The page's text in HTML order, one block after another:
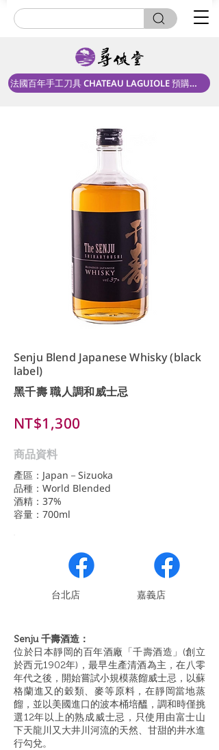
法國百年手工刀具 CHATEAU LAGUIOLE 預購中！
Senju Blend Japanese Whisky (black
label)
黑千壽 職人調和威士忌
NT$1,300
商品資料
產區：Japan－Sizuoka
品種：World Blended
酒精：37%
容量：700ml
​台北店 嘉義店
Senju 千壽酒造：
位於日本靜岡的百年酒廠「千壽酒造」(創立
於西元1902年)，最早生產清酒為主，在八零
年代之後，開始嘗試小規模蒸餾威士忌，以蘇
格蘭進又的穀類、麥等原料，在靜岡當地蒸
餾，並以美國進口的波本桶培醞，調和時僅挑
選12年以上的熟成威士忌，只使用由富士山
下天龍川又大井川河流的天然、甘甜的井水進
行勾兌。